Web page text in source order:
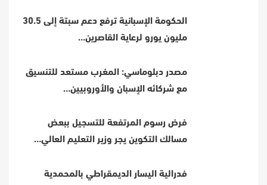
الحكومة الإسبانية ترفع دعم سبتة إلى 30.5
مليون يورو لرعاية القاصرين…
مصدر دبلوماسي: المغرب مستعد للتنسيق
مع شركائه الإسبان والأوروبيين…
فرض رسوم المرتفعة للتسجيل ببعض
مسالك التكوين يجر وزير التعليم العالي…
فدرالية اليسار الديمقراطي بالمحمدية